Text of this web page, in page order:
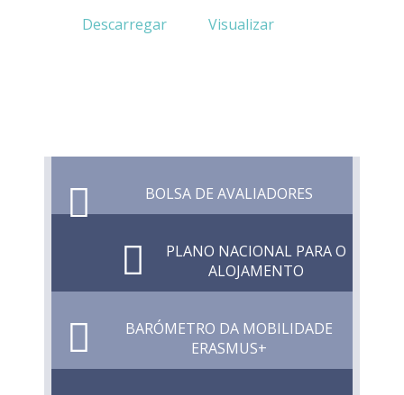
Descarregar
Visualizar
BOLSA DE AVALIADORES
PLANO NACIONAL PARA O
ALOJAMENTO
BARÓMETRO DA MOBILIDADE
ERASMUS+